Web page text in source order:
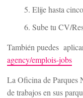
Elije hasta
Sube tu CV/
También puedes
agency/emplois-jobs
La Oficina de Parques
de trabajos en sus